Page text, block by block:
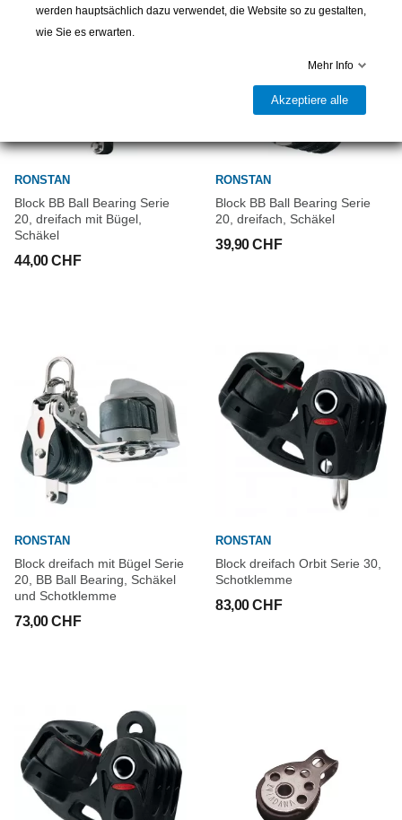
RONSTAN
Block BB Ball Bearing Serie
20, dreifach mit Bügel,
Schäkel
44,00 CHF
RONSTAN
Block BB Ball Bearing Serie
20, dreifach, Schäkel
39,90 CHF
RONSTAN
Block dreifach mit Bügel Serie
20, BB Ball Bearing, Schäkel
und Schotklemme
73,00 CHF
RONSTAN
Block dreifach Orbit Serie 30,
Schotklemme
83,00 CHF
werden hauptsächlich dazu verwendet, die Website so zu gestalten,
wie Sie es erwarten.
Mehr Info
Akzeptiere alle